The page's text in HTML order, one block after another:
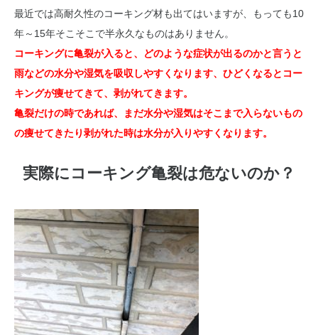
最近では高耐久性のコーキング材も出てはいますが、もっても10
年～15年そこそこで半永久なものはありません。
コーキングに亀裂が入ると、どのような症状が出るのかと言うと
雨などの水分や湿気を吸収しやすくなります、ひどくなるとコー
キングが痩せてきて、剥がれてきます。
亀裂だけの時であれば、まだ水分や湿気はそこまで入らないもの
の痩せてきたり剥がれた時は水分が入りやすくなります。
実際にコーキング亀裂は危ないのか？